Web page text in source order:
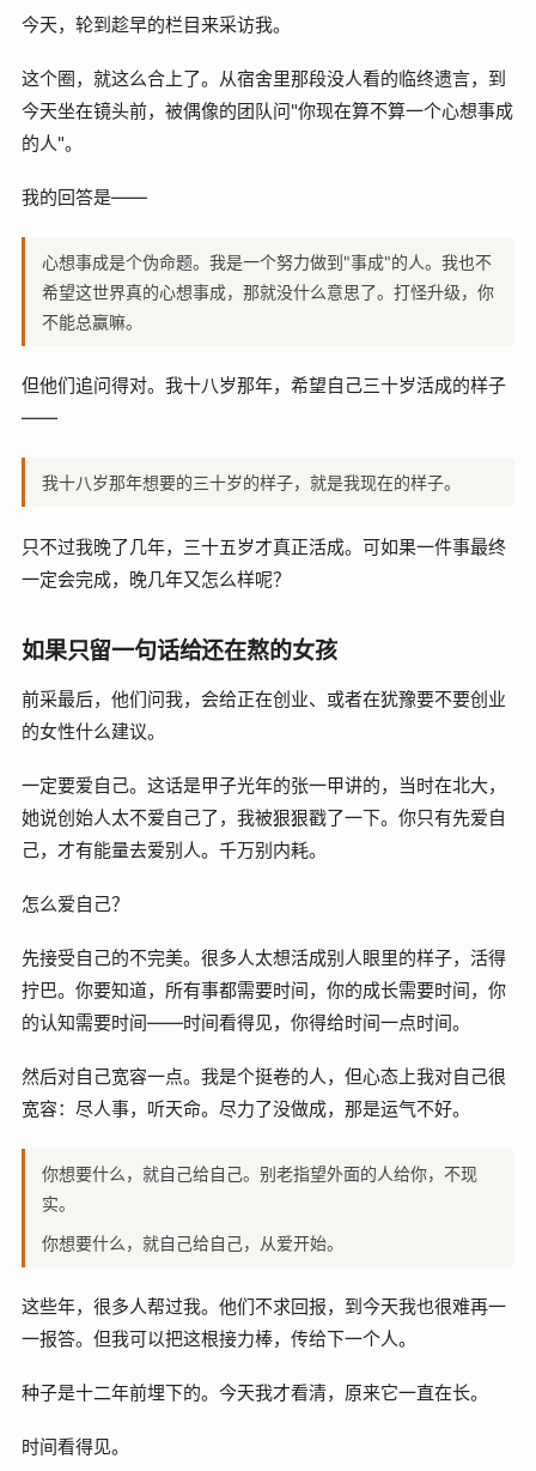
今天，轮到趁早的栏目来采访我。
这个圈，就这么合上了。从宿舍里那段没人看的临终遗言，到
今天坐在镜头前，被偶像的团队问"你现在算不算一个心想事成
的人"。
我的回答是——
心想事成是个伪命题。我是一个努力做到"事成"的人。我也不
希望这世界真的心想事成，那就没什么意思了。打怪升级，你
不能总赢嘛。
但他们追问得对。我十八岁那年，希望自己三十岁活成的样子
——
我十八岁那年想要的三十岁的样子，就是我现在的样子。
只不过我晚了几年，三十五岁才真正活成。可如果一件事最终
一定会完成，晚几年又怎么样呢？
如果只留一句话给还在熬的女孩
前采最后，他们问我，会给正在创业、或者在犹豫要不要创业
的女性什么建议。
一定要爱自己。这话是甲子光年的张一甲讲的，当时在北大，
她说创始人太不爱自己了，我被狠狠戳了一下。你只有先爱自
己，才有能量去爱别人。千万别内耗。
怎么爱自己？
先接受自己的不完美。很多人太想活成别人眼里的样子，活得
拧巴。你要知道，所有事都需要时间，你的成长需要时间，你
的认知需要时间——时间看得见，你得给时间一点时间。
然后对自己宽容一点。我是个挺卷的人，但心态上我对自己很
宽容：尽人事，听天命。尽力了没做成，那是运气不好。
你想要什么，就自己给自己。别老指望外面的人给你，不现
实。
你想要什么，就自己给自己，从爱开始。
这些年，很多人帮过我。他们不求回报，到今天我也很难再一
一报答。但我可以把这根接力棒，传给下一个人。
种子是十二年前埋下的。今天我才看清，原来它一直在长。
时间看得见。